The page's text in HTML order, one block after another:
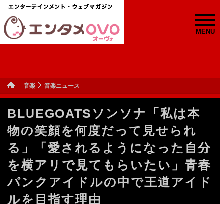
MENU
音楽 音楽ニュース
BLUEGOATSソンソナ「私は本
物の笑顔を何度だって見せられ
る」「愛されるようになった自分
を横アリで見てもらいたい」青春
パンクアイドルの中で王道アイド
ルを目指す理由